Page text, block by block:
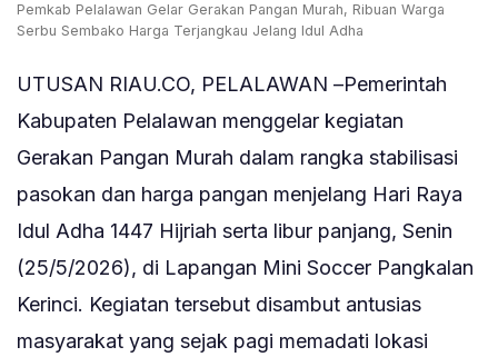
Pemkab Pelalawan Gelar Gerakan Pangan Murah, Ribuan Warga
Serbu Sembako Harga Terjangkau Jelang Idul Adha
UTUSAN RIAU.CO, PELALAWAN –Pemerintah
Kabupaten Pelalawan menggelar kegiatan
Gerakan Pangan Murah dalam rangka stabilisasi
pasokan dan harga pangan menjelang Hari Raya
Idul Adha 1447 Hijriah serta libur panjang, Senin
(25/5/2026), di Lapangan Mini Soccer Pangkalan
Kerinci. Kegiatan tersebut disambut antusias
masyarakat yang sejak pagi memadati lokasi